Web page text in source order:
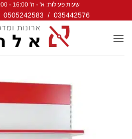
שעות פעילות: א' - ה' 16:00 - 09:00 / שישי סגור
035442576
/
0505242583